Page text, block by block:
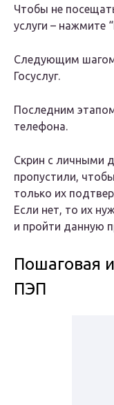
Чтобы не
услуги – нажмите
Следующим шагом
Госуслуг.
Последним
телефона.
Скрин с личными
пропустили,
только их
Если нет, то их
и пройти данную
Пошаговая
ПЭП